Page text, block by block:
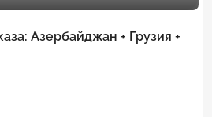
Азербайджан + Грузия +